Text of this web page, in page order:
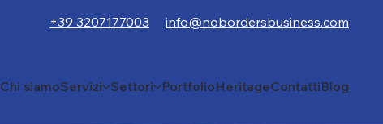
+39 3207177003 info@nobordersbusiness.com
Chi siamoServizi Settori PortfolioHeritageContattiBlog